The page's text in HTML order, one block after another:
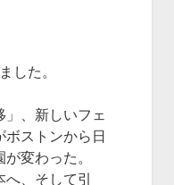
した。
」、新しいフェ
ボストンから日
変わった。
、そして引